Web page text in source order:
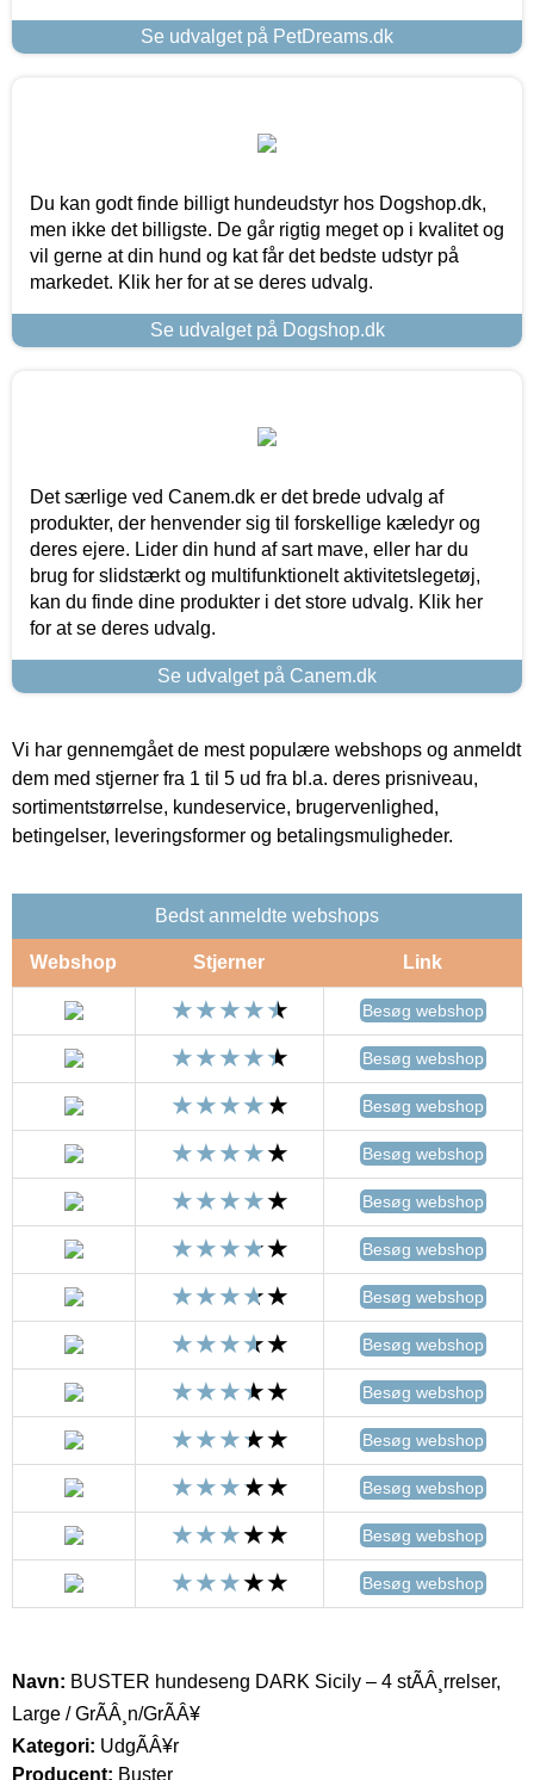
Se udvalget på PetDreams.dk
Du kan godt finde billigt hundeudstyr hos Dogshop.dk,
men ikke det billigste. De går rigtig meget op i kvalitet og
vil gerne at din hund og kat får det bedste udstyr på
markedet. Klik her for at se deres udvalg.
Se udvalget på Dogshop.dk
Det særlige ved Canem.dk er det brede udvalg af
produkter, der henvender sig til forskellige kæledyr og
deres ejere. Lider din hund af sart mave, eller har du
brug for slidstærkt og multifunktionelt aktivitetslegetøj,
kan du finde dine produkter i det store udvalg. Klik her
for at se deres udvalg.
Se udvalget på Canem.dk
Vi har gennemgået de mest populære webshops og anmeldt
dem med stjerner fra 1 til 5 ud fra bl.a. deres prisniveau,
sortimentstørrelse, kundeservice, brugervenlighed,
betingelser, leveringsformer og betalingsmuligheder.
Bedst anmeldte webshops
Webshop Stjerner Link
Besøg webshop
Besøg webshop
Besøg webshop
Besøg webshop
Besøg webshop
Besøg webshop
Besøg webshop
Besøg webshop
Besøg webshop
Besøg webshop
Besøg webshop
Besøg webshop
Besøg webshop
Navn: BUSTER hundeseng DARK Sicily – 4 stÃÂ¸rrelser,
Large / GrÃÂ¸n/GrÃÂ¥
Kategori: UdgÃÂ¥r
Producent: Buster